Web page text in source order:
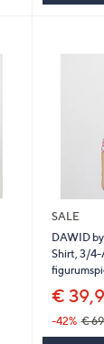
SALE
DAWID
Shirt, 3/4-
€
-42% €